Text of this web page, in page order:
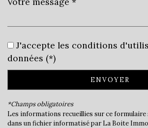
École maternelle
Mairie
J'accepte les conditions
données (*)
ENVOYER
*Champs obligatoires
Les informations recueillies sur ce
dans un fichier informatisé par La Boite